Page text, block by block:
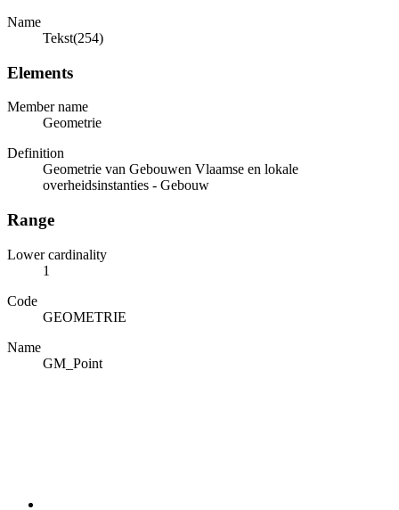
Name
Tekst(254)
Elements
Member name
Geometrie
Definition
Geometrie van Gebouwen Vlaamse en lokale
overheidsinstanties - Gebouw
Range
Lower cardinality
1
Code
GEOMETRIE
Name
GM_Point